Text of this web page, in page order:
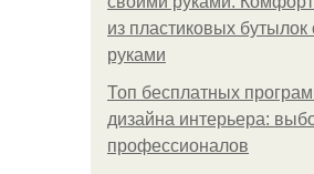
из пластиковых бутылок
руками
Топ бесплатных
дизайна интерьера:
профессионалов